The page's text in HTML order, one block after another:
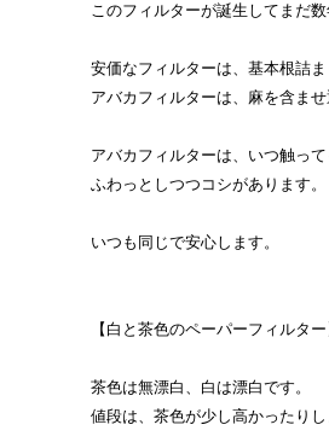
このフィルターが誕生してまだ
安価なフィルターは、基本根詰ま
アバカフィルターは、麻を含ま
アバカフィルターは、いつ触って
ふわっとしつつコシがあります。
いつも同じで安心します。
【白と茶色のペーパーフィルター
茶色は無漂白、白は漂白です。
値段は、茶色が少し高かったりし